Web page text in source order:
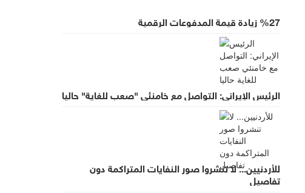
%27 زيادة قيمة المدفوعات الرقمية
الرئيس الإيراني: التواصل مع خامنئي "صعب للغاية" حاليا
للأردنيين... لا تنشروا صور النفايات المتراكمة دون
تفاصيل